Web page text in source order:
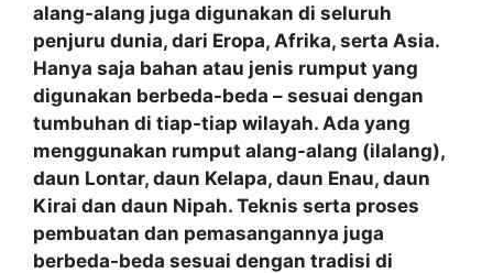
alang-alang juga digunakan di seluruh
penjuru dunia, dari Eropa, Afrika, serta Asia.
Hanya saja bahan atau jenis rumput yang
digunakan berbeda-beda – sesuai dengan
tumbuhan di tiap-tiap wilayah. Ada yang
menggunakan rumput alang-alang (ilalang),
daun Lontar, daun Kelapa, daun Enau, daun
Kirai dan daun Nipah. Teknis serta proses
pembuatan dan pemasangannya juga
berbeda-beda sesuai dengan tradisi di